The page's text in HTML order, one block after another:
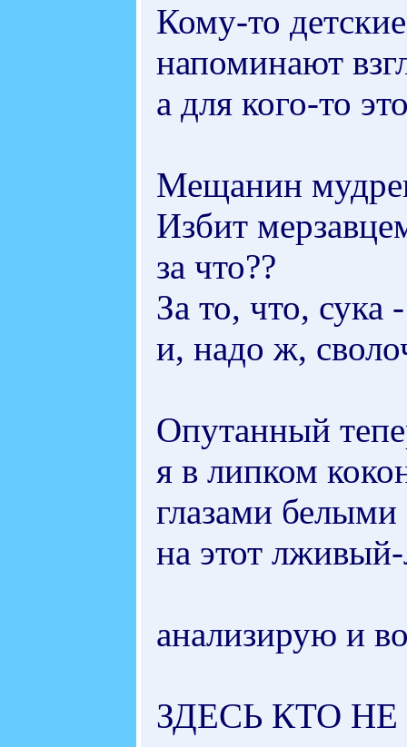
Кому-то
напоминают
а для кого-то
Мещанин
Избит
за что??
За то, что, сука
и, надо ж,
Опутанный
я в липком
глазами
на этот
анализирую и
ЗДЕСЬ КТО